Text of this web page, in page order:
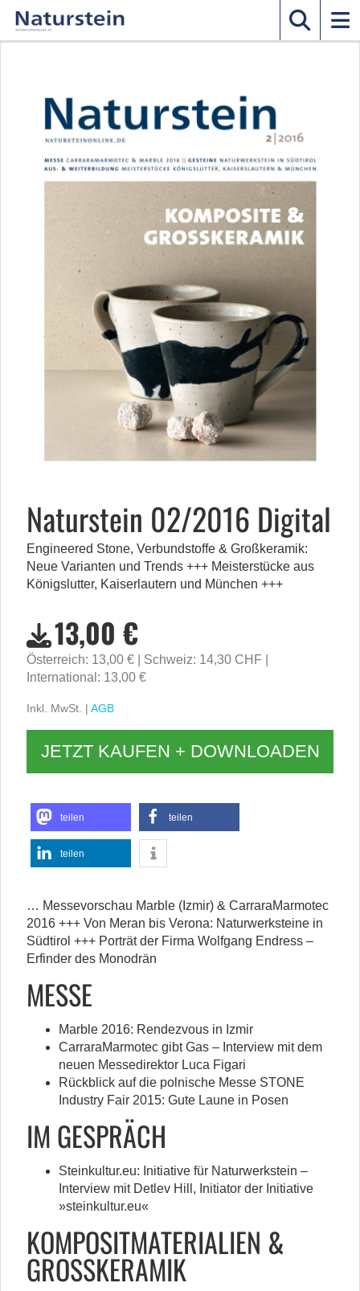
Naturstein 02/2016 Digital
Engineered Stone, Verbundstoffe & Großkeramik:
Neue Varianten und Trends +++ Meisterstücke aus
Königslutter, Kaiserlautern und München +++
13,00 €
Österreich: 13,00 €
Schweiz: 14,30 CHF
International: 13,00 €
Inkl. MwSt. | AGB
JETZT KAUFEN + DOWNLOADEN
teilen teilen
teilen
… Messevorschau Marble (Izmir) & CarraraMarmotec
2016 +++ Von Meran bis Verona: Naturwerksteine in
Südtirol +++ Porträt der Firma Wolfgang Endress –
Erfinder des Monodrän
MESSE
Marble 2016: Rendezvous in Izmir
CarraraMarmotec gibt Gas – Interview mit dem
neuen Messedirektor Luca Figari
Rückblick auf die polnische Messe STONE
Industry Fair 2015: Gute Laune in Posen
IM GESPRÄCH
Steinkultur.eu: Initiative für Naturwerkstein –
Interview mit Detlev Hill, Initiator der Initiative
»steinkultur.eu«
KOMPOSITMATERIALIEN &
GROSSKERAMIK